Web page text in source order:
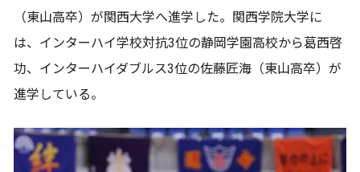
（東山高卒）が関西大学へ進学した。関西学院大学に
は、インターハイ学校対抗3位の静岡学園高校から葛西啓
功、インターハイダブルス3位の佐藤匠海（東山高卒）が
進学している。